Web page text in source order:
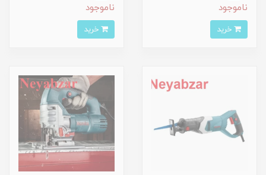
ناموجود ناموجود